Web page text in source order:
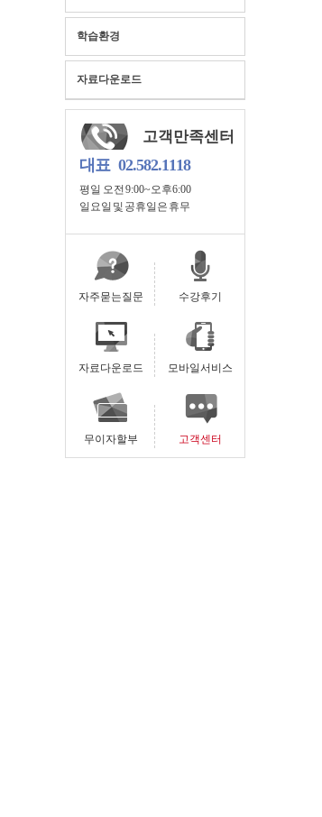
학습환경
자료다운로드
고객만족센터
대표 02.582.1118
평일 오전 9:00~오후6:00
일요일 및 공휴일은 휴무
자주묻는질문 수강후기
자료다운로드 모바일서비스
무이자할부 고객센터